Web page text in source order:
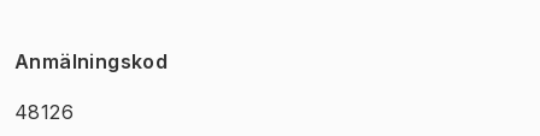
Anmälningskod
48126